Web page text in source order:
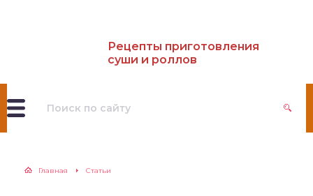
Рецепты приготовления
суши и роллов
Главная Статьи